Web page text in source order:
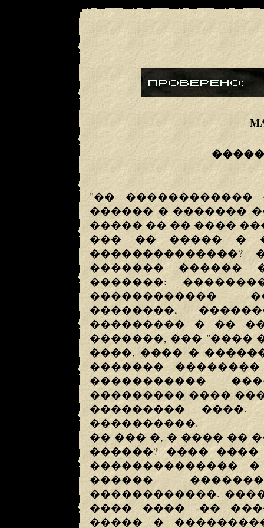
"�� ������������
������ � �������
����� �� �� ����
��� �� ����� �
������� ������
�������:
������������
��������,
��������� � ��
�������, ��� "����
����, ���� �
�������
�����������
��������� ����
��������� ����.
����������.
�� ��� �, � ���� ��
������? ����
��������������
������
������������.
���� ���� -��
����� �